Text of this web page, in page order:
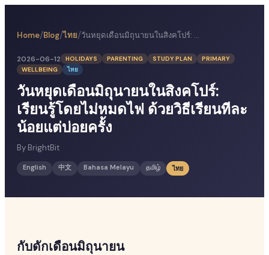
Home/Blog/ไทย/ วันหยุดเดือนมิถุนายนในสิงคโปร์: เรียนรู้โดยไม่หมดไฟ ด้วยวิธีเรียนทีละน้อยแต่บ่อยครั้ง
2026-06-12 HOLIDAYS PARENTING STUDY PLAN
PRIMARY
WELLBEING
ไทย
วันหยุดเดือนมิถุนายนในสิงคโปร์:
เรียนรู้โดยไม่หมดไฟ ด้วยวิธีเรียนทีละ
น้อยแต่บ่อยครั้ง
By BrightBit
English 中文 Bahasa Melayu தமிழ் ไทย
กับดักเดือนมิถุนายน